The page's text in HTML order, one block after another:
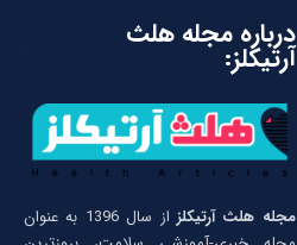
درباره مجله هلث
آرتیکلز:
مجله هلث آرتیکلز
از سال 1396 به عنوان